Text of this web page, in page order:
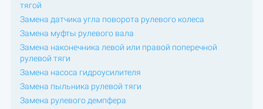
тягой
Замена датчика угла поворота рулевого колеса
Замена муфты рулевого вала
Замена наконечника левой или правой поперечной
рулевой тяги
Замена насоса гидроусилителя
Замена пыльника рулевой тяги
Замена рулевого демпфера